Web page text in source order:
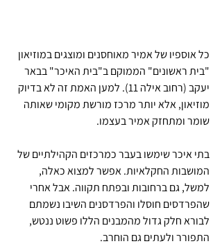
כל אוספיו של אמיר מאוחסנים ומוצגים במוזיאון
"בית ראשונים" הממוקם ב"בית האיכר" בבאר
יעקב (רחוב אילה 11). למען האמת זה לא בדיוק
מוזיאון, אלא יותר מרכז מורשת מקומי שאותה
שומר ומתחזק אמיר בעצמו.
בתי איכר שימשו בעבר כמרכזים הקהילתיים של
המושבות החקלאיות. אפשר למצוא כאלה,
למשל, גם ברחובות ובפתח תקווה. אבל אחרי
שהפרדסים חוסלו והפרדסנים השיבו נשמתם
לבורא חלק גדול מהמבנים הללו פשוט ננטש,
התפורר ולעתים גם הוחרב.